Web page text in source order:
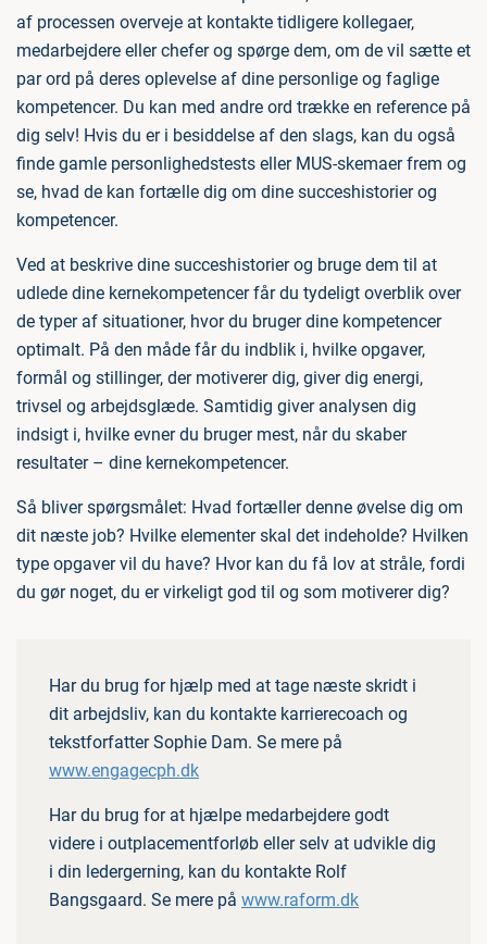
af processen overveje at kontakte tidligere kollegaer,
medarbejdere eller chefer og spørge dem, om de vil sætte et
par ord på deres oplevelse af dine personlige og faglige
kompetencer. Du kan med andre ord trække en reference på
dig selv! Hvis du er i besiddelse af den slags, kan du også
finde gamle personlighedstests eller MUS-skemaer frem og
se, hvad de kan fortælle dig om dine succeshistorier og
kompetencer.
Ved at beskrive dine succeshistorier og bruge dem til at
udlede dine kernekompetencer får du tydeligt overblik over
de typer af situationer, hvor du bruger dine kompetencer
optimalt. På den måde får du indblik i, hvilke opgaver,
formål og stillinger, der motiverer dig, giver dig energi,
trivsel og arbejdsglæde. Samtidig giver analysen dig
indsigt i, hvilke evner du bruger mest, når du skaber
resultater – dine kernekompetencer.
Så bliver spørgsmålet: Hvad fortæller denne øvelse dig om
dit næste job? Hvilke elementer skal det indeholde? Hvilken
type opgaver vil du have? Hvor kan du få lov at stråle, fordi
du gør noget, du er virkeligt god til og som motiverer dig?
Har du brug for hjælp med at tage næste skridt i
dit arbejdsliv, kan du kontakte karrierecoach og
tekstforfatter Sophie Dam. Se mere på
www.engagecph.dk
Har du brug for at hjælpe medarbejdere godt
videre i outplacementforløb eller selv at udvikle dig
i din ledergerning, kan du kontakte Rolf
Bangsgaard. Se mere på www.raform.dk